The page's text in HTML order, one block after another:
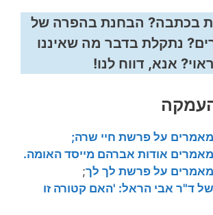
בכתבה? הבחנת בהפרה של
נתקלת בדבר מה שאיננו
ראוי? אנא, דווח לנו!
על פרשת חיי שרה;
אודות אברהם מייסד האומה.
על פרשת לך לך;
ד"ר אבי הראל: 'האם קטורה זו